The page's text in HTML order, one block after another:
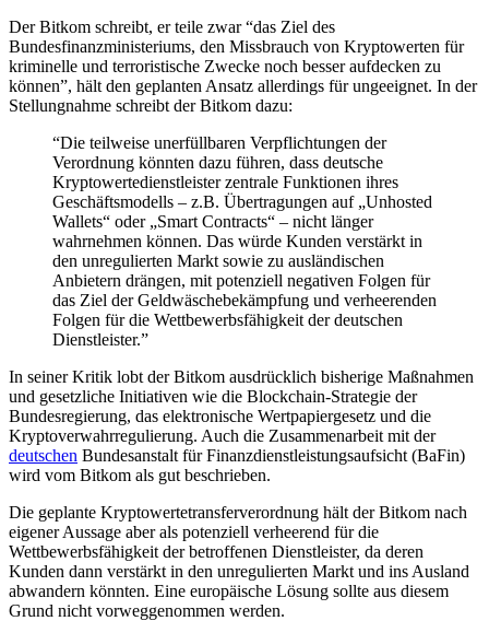
Der Bitkom schreibt, er teile zwar “das Ziel des
Bundesfinanzministeriums, den Missbrauch von Kryptowerten für
kriminelle und terroristische Zwecke noch besser aufdecken zu
können”, hält den geplanten Ansatz allerdings für ungeeignet. In der
Stellungnahme schreibt der Bitkom dazu:
“Die teilweise unerfüllbaren Verpflichtungen der
Verordnung könnten dazu führen, dass deutsche
Kryptowertedienstleister zentrale Funktionen ihres
Geschäftsmodells – z.B. Übertragungen auf „Unhosted
Wallets“ oder „Smart Contracts“ – nicht länger
wahrnehmen können. Das würde Kunden verstärkt in
den unregulierten Markt sowie zu ausländischen
Anbietern drängen, mit potenziell negativen Folgen für
das Ziel der Geldwäschebekämpfung und verheerenden
Folgen für die Wettbewerbsfähigkeit der deutschen
Dienstleister.”
In seiner Kritik lobt der Bitkom ausdrücklich bisherige Maßnahmen
und gesetzliche Initiativen wie die Blockchain-Strategie der
Bundesregierung, das elektronische Wertpapiergesetz und die
Kryptoverwahrregulierung. Auch die Zusammenarbeit mit der
deutschen Bundesanstalt für Finanzdienstleistungsaufsicht (BaFin)
wird vom Bitkom als gut beschrieben.
Die geplante Kryptowertetransferverordnung hält der Bitkom nach
eigener Aussage aber als potenziell verheerend für die
Wettbewerbsfähigkeit der betroffenen Dienstleister, da deren
Kunden dann verstärkt in den unregulierten Markt und ins Ausland
abwandern könnten. Eine europäische Lösung sollte aus diesem
Grund nicht vorweggenommen werden.